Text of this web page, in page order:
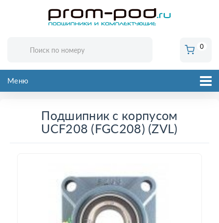
0
Меню
Подшипник с корпусом
UCF208 (FGC208) (ZVL)